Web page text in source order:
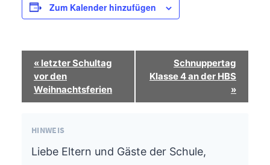
Zum Kalender hinzufügen
Termin-
Navigation
« letzter Schultag
vor den
Weihnachtsferien
Schnuppertag
Klasse 4 an der HBS
»
HINWEIS
Liebe Eltern und Gäste der Schule,